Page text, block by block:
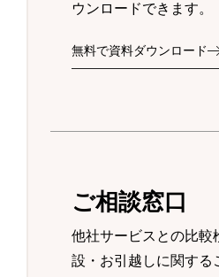
ウンロードできます。
無料で資料ダウンロード
ご相談窓口
他社サービスとの比較
設・お引越しに関する